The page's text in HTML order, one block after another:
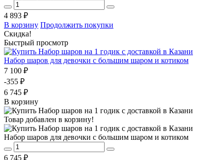
4 893 ₽
В корзину Продолжить покупки
Скидка!
Быстрый просмотр
Набор шаров для девочки с большим шаром и котиком
7 100 ₽
-355 ₽
6 745 ₽
В корзину
Товар добавлен в корзину!
Набор шаров для девочки с большим шаром и котиком
6 745 ₽